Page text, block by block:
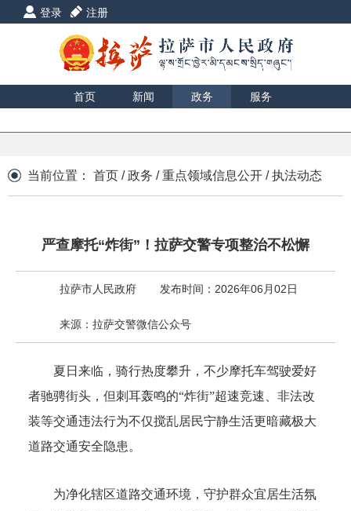
登录 注册
首页 新闻 政务
服务
当前位置： 首页 /政务 /重点领域信息公开 /执法动态
严查摩托“炸街”！拉萨交警专项整治不松懈
拉萨市人民政府 发布时间：2026年06月02日
来源：拉萨交警微信公众号
夏日来临，骑行热度攀升 ，不少摩托车驾驶爱好
者驰骋街头 ，但刺耳轰鸣的“炸街”超速竞速、非法改
装等交通违法行为不仅搅乱居民宁静生活更暗藏极大
道路交通安全隐患 。
为净化辖区道路交通环境，守护群众宜居生活氛